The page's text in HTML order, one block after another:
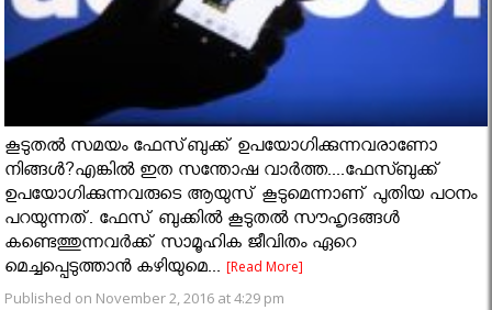
കൂടുതൽ സമയം ഫേസ്‌ബുക്ക് ഉപയോഗിക്കുന്നവരാണോ
നിങ്ങൾ?എങ്കിൽ ഇത സന്തോഷ വാർത്ത....ഫേസ്ബുക്ക്
ഉപയോഗിക്കുന്നവരുടെ ആയുസ് കൂടുമെന്നാണ് പുതിയ പഠനം
പറയുന്നത്. ഫേസ് ബുക്കില്‍ കൂടുതല്‍ സൗഹൃദങ്ങള്‍
കണ്ടെത്തുന്നവര്‍ക്ക് സാമൂഹിക ജീവിതം ഏറെ
മെച്ചപ്പെടുത്താന്‍ കഴിയുമെ...[Read More]
Published on November 2, 2016 at 4:29 pm